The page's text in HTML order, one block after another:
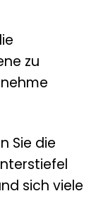
zu
Sie die
sich viele